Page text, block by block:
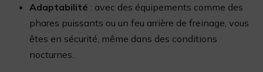
Adaptabilité : avec des équipements comme des
phares puissants ou un feu arrière de freinage, vous
êtes en sécurité, même dans des conditions
nocturnes.